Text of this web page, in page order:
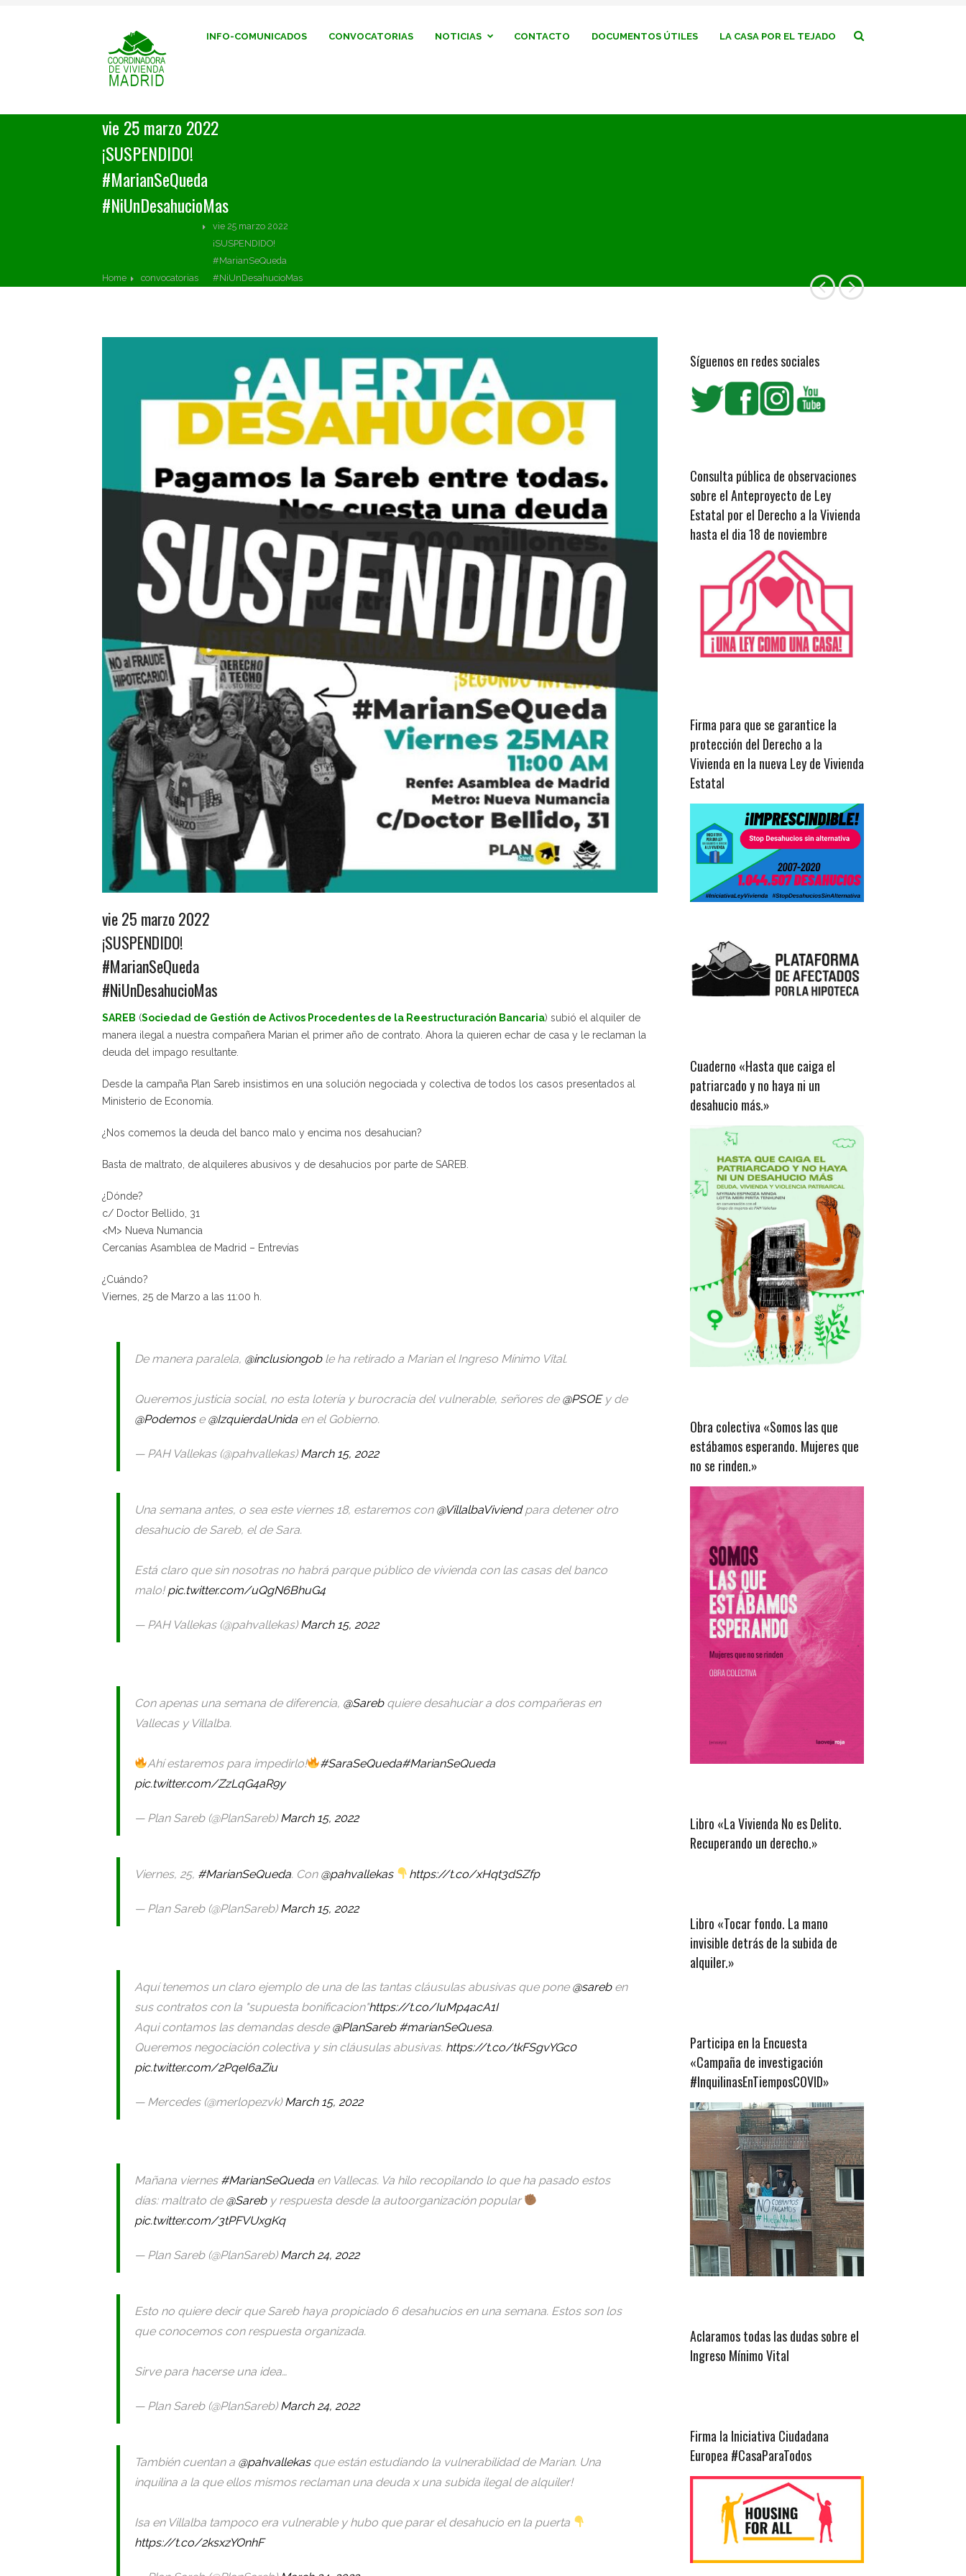
INFO-COMUNICADOS CONVOCATORIAS NOTICIAS CONTACTO DOCUMENTOS ÚTILES LA CASA POR EL TEJADO
vie 25 marzo 2022
¡SUSPENDIDO!
#MarianSeQueda
#NiUnDesahucioMas
Home convocatorias
vie 25 marzo 2022
¡SUSPENDIDO!
#MarianSeQueda
#NiUnDesahucioMas
vie 25 marzo 2022
¡SUSPENDIDO!
#MarianSeQueda
#NiUnDesahucioMas
SAREB (Sociedad de Gestión de Activos Procedentes de la Reestructuración Bancaria) subió el alquiler de
manera ilegal a nuestra compañera Marian el primer año de contrato. Ahora la quieren echar de casa y le reclaman la
deuda del impago resultante.
Desde la campaña Plan Sareb insistimos en una solución negociada y colectiva de todos los casos presentados al
Ministerio de Economía.
¿Nos comemos la deuda del banco malo y encima nos desahucian?
Basta de maltrato, de alquileres abusivos y de desahucios por parte de SAREB.
¿Dónde?
c/ Doctor Bellido, 31
<M> Nueva Numancia
Cercanías Asamblea de Madrid – Entrevías
¿Cuándo?
Viernes, 25 de Marzo a las 11:00 h.
De manera paralela, @inclusiongoble ha retirado a Marian el Ingreso Mínimo Vital.
Queremos justicia social, no esta lotería y burocracia del vulnerable, señores de @PSOEy de
@Podemose @IzquierdaUnida en el Gobierno.
— PAH Vallekas (@pahvallekas) March 15, 2022
Una semana antes, o sea este viernes 18, estaremos con @VillalbaViviendpara detener otro
desahucio de Sareb, el de Sara.
Está claro que sin nosotras no habrá parque público de vivienda con las casas del banco
malo! pic.twitter.com/uQgN6BhuG4
— PAH Vallekas (@pahvallekas) March 15, 2022
Con apenas una semana de diferencia, @Sarebquiere desahuciar a dos compañeras en
Vallecas y Villalba.
Ahí estaremos para impedirlo! #SaraSeQueda#MarianSeQueda
pic.twitter.com/ZzLqG4aR9y
— Plan Sareb (@PlanSareb) March 15, 2022
Viernes, 25, #MarianSeQueda. Con @pahvallekas https://t.co/xHqt3dSZfp
— Plan Sareb (@PlanSareb) March 15, 2022
Aquí tenemos un claro ejemplo de una de las tantas cláusulas abusivas que pone @sareben
sus contratos con la "supuesta bonificacion"https://t.co/IuMp4acA1I
Aqui contamos las demandas desde @PlanSareb #marianSeQuesa.
Queremos negociación colectiva y sin cláusulas abusivas. https://t.co/tkFSgvYGc0
pic.twitter.com/2PqeI6aZiu
— Mercedes (@merlopezvk) March 15, 2022
Mañana viernes #MarianSeQueda en Vallecas. Va hilo recopilando lo que ha pasado estos
días: maltrato de @Sareby respuesta desde la autoorganización popular
pic.twitter.com/3tPFVUxgKq
— Plan Sareb (@PlanSareb) March 24, 2022
Esto no quiere decir que Sareb haya propiciado 6 desahucios en una semana. Estos son los
que conocemos con respuesta organizada.
Sirve para hacerse una idea…
— Plan Sareb (@PlanSareb) March 24, 2022
También cuentan a @pahvallekasque están estudiando la vulnerabilidad de Marian. Una
inquilina a la que ellos mismos reclaman una deuda x una subida ilegal de alquiler!
Isa en Villalba tampoco era vulnerable y hubo que parar el desahucio en la puerta
https://t.co/2ksxzYOnhF
Síguenos en redes sociales
Consulta pública de observaciones
sobre el Anteproyecto de Ley
Estatal por el Derecho a la Vivienda
hasta el dia 18 de noviembre
Firma para que se garantice la
protección del Derecho a la
Vivienda en la nueva Ley de Vivienda
Estatal
Cuaderno «Hasta que caiga el
patriarcado y no haya ni un
desahucio más.»
Obra colectiva «Somos las que
estábamos esperando. Mujeres que
no se rinden.»
Libro «La Vivienda No es Delito.
Recuperando un derecho.»
Libro «Tocar fondo. La mano
invisible detrás de la subida de
alquiler.»
Participa en la Encuesta
«Campaña de investigación
#InquilinasEnTiemposCOVID»
Aclaramos todas las dudas sobre el
Ingreso Mínimo Vital
Firma la Iniciativa Ciudadana
Europea #CasaParaTodos